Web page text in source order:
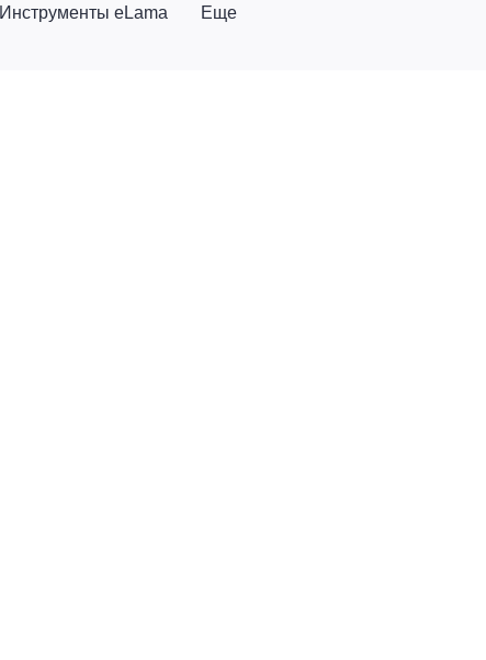
Инструменты eLama Еще